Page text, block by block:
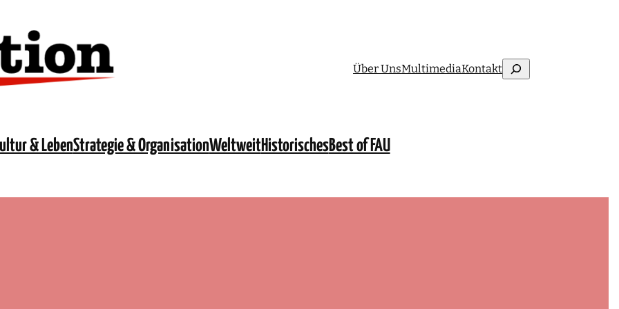
Über UnsMultimediaKontaktSuchen
& LebenStrategie & OrganisationWeltweitHistorischesBest of FAU